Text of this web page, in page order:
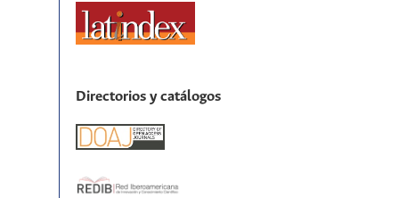
Directorios y catálogos